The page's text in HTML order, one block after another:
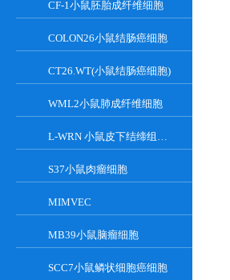
CF-1小鼠胚胎成纤维细胞
COLON26小鼠结肠癌细胞
CT26.WT(小鼠结肠癌细胞)
WML2小鼠肺成纤维细胞
L-WRN 小鼠皮下结缔组织细胞系
S37小鼠肉瘤细胞
MIMVEC
MB39小鼠脑瘤细胞
SCC7小鼠鳞状细胞癌细胞